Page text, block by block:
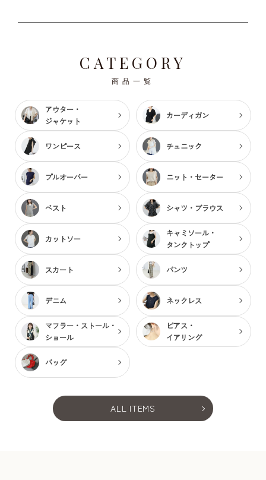
CATEGORY
商品一覧
アウター・
ジャケット
カーディガン
ワンピース チュニック
プルオーバー ニット・セーター
ベスト シャツ・ブラウス
カットソー
キャミソール・
タンクトップ
スカート パンツ
デニム ネックレス
マフラー・ストール・
ショール
ピアス・
イアリング
バッグ
ALL ITEMS